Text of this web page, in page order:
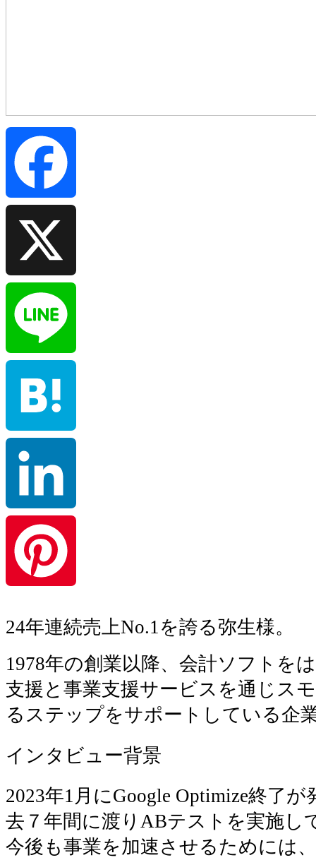
Facebook
Line
Hatena
LinkedIn
24年連続売上No.1を誇る弥生様。
1978年の創業以降、会計ソフト を
支援と 事業支援サービス を通じス
るステップをサポートしている企
インタビュー背景
2023年1月にGoogle Optimize終了
去７年間に渡りABテストを実施し
今後も事業を加速させるためには